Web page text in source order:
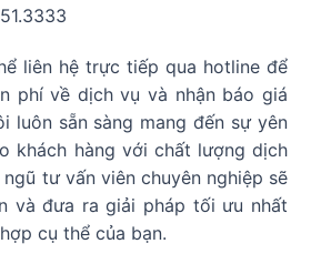
liên hệ trực tiếp qua hotline để
phí về dịch vụ và nhận báo giá
luôn sẵn sàng mang đến sự yên
khách hàng với chất lượng dịch
tư vấn viên chuyên nghiệp sẽ
và đưa ra giải pháp tối ưu nhất
cụ thể của bạn.